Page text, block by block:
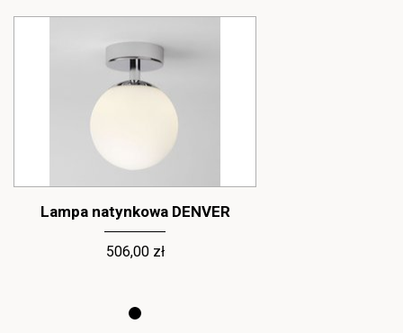
Lampa natynkowa DENVER
506,00 zł